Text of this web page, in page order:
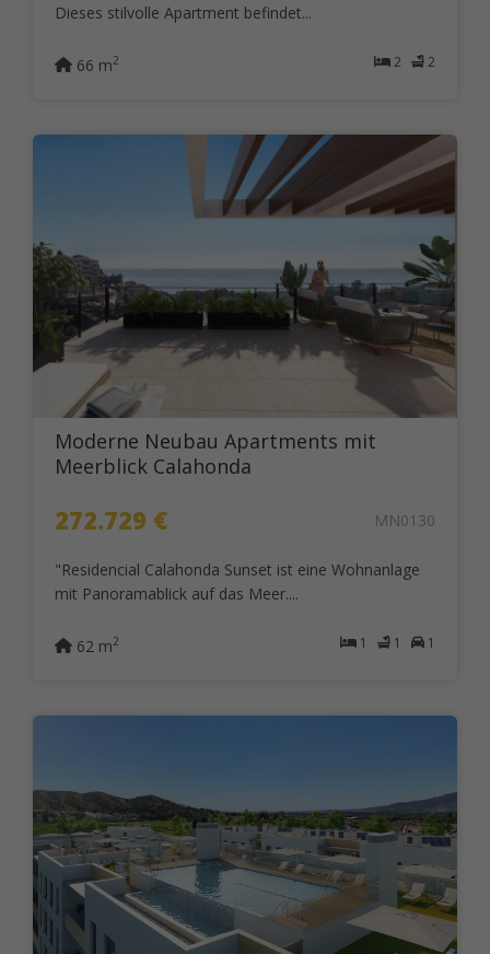
Dieses stilvolle Apartment befindet...
2 2
66 m2
Moderne Neubau Apartments mit
Meerblick Calahonda
272.729 € MN0130
"Residencial Calahonda Sunset ist eine Wohnanlage
mit Panoramablick auf das Meer....
1 1 1
62 m2